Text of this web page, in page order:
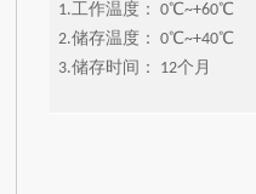
1.工作温度： 0℃~+60℃
2.储存温度： 0℃~+40℃
3.储存时间： 12个月